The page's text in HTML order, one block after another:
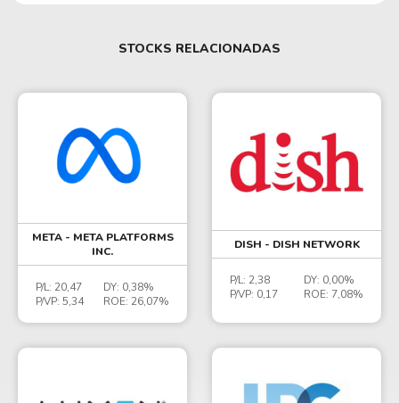
STOCKS RELACIONADAS
META - META PLATFORMS
INC.
P/L: 20,47
P/VP: 5,34
DY: 0,38%
ROE: 26,07%
DISH - DISH NETWORK
P/L: 2,38
P/VP: 0,17
DY: 0,00%
ROE: 7,08%